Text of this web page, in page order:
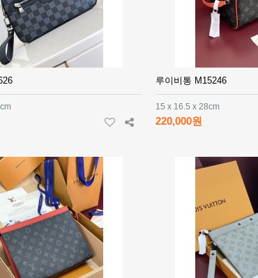
루이비통 M15246
15 x 16.5 x 28cm
220,000원